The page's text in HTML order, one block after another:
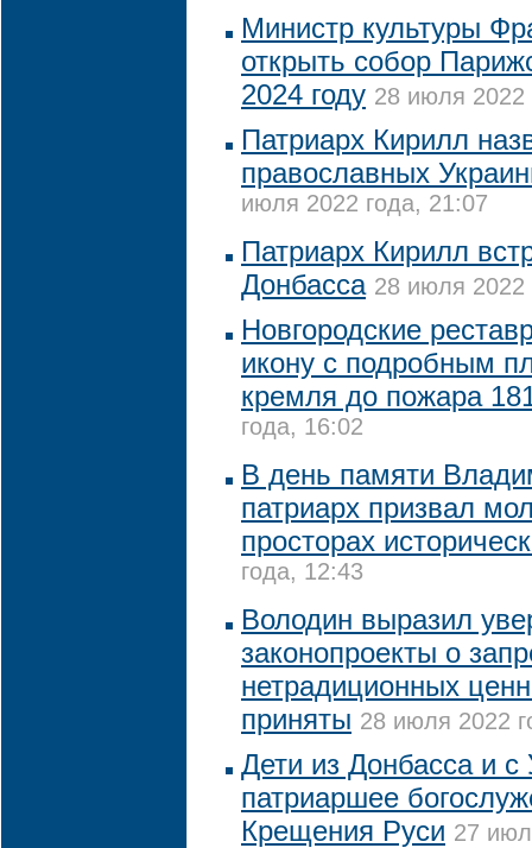
Министр культуры
открыть собор
2024 году 28 июля 2022
Патриарх Кирилл
православных
июля 2022 года, 21:07
Патриарх Кирилл
Донбасса 28 июля 2022
Новгородские
икону с подробным
кремля до пожара
года, 16:02
В день памяти
патриарх призвал
просторах
года, 12:43
Володин выразил
законопроекты о
нетрадиционных
приняты 28 июля 2022
Дети из Донбасса и с
патриаршее
Крещения Руси 27